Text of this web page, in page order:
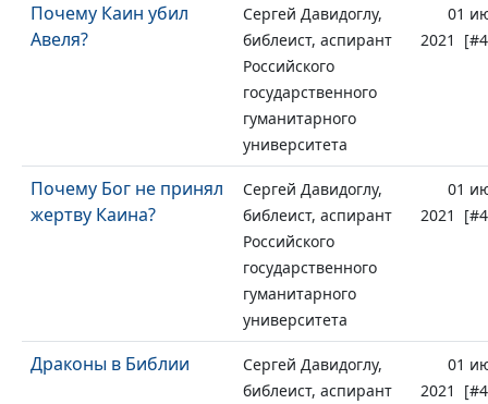
Почему Каин убил
Авеля?
Сергей Давидоглу,
библеист, аспирант
Российского
государственного
гуманитарного
университета
01
2021
Почему Бог не принял
жертву Каина?
Сергей Давидоглу,
библеист, аспирант
Российского
государственного
гуманитарного
университета
01
2021
Драконы в Библии
Сергей Давидоглу,
библеист, аспирант
01
2021